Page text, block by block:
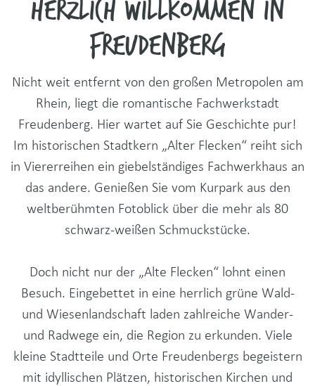
Herzlich willkommen in
Freudenberg
Nicht weit entfernt von den großen Metropolen am
Rhein, liegt die romantische Fachwerkstadt
Freudenberg. Hier wartet auf Sie Geschichte pur!
Im historischen Stadtkern „Alter Flecken“ reiht sich
in Viererreihen ein giebelständiges Fachwerkhaus an
das andere. Genießen Sie vom Kurpark aus den
weltberühmten Fotoblick über die mehr als 80
schwarz-weißen Schmuckstücke.
Doch nicht nur der „Alte Flecken“ lohnt einen
Besuch. Eingebettet in eine herrlich grüne Wald-
und Wiesenlandschaft laden zahlreiche Wander-
und Radwege ein, die Region zu erkunden. Viele
kleine Stadtteile und Orte Freudenbergs begeistern
mit idyllischen Plätzen, historischen Kirchen und